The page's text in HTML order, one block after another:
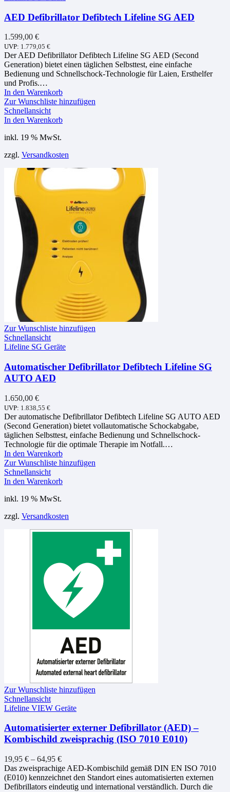
AED Defibrillator Defibtech Lifeline SG AED
1.599,00 €
UVP: 1.779,05 €
Der AED Defibrillator Defibtech Lifeline SG AED (Second
Generation) bietet einen täglichen Selbsttest, eine einfache
Bedienung und Schnellschock-Technologie für Laien, Ersthelfer
und Profis.…
In den Warenkorb
Zur Wunschliste hinzufügen
Schnellansicht
In den Warenkorb
inkl. 19 % MwSt.
zzgl. Versandkosten
Zur Wunschliste hinzufügen
Schnellansicht
Lifeline SG Geräte
Automatischer Defibrillator Defibtech Lifeline SG
AUTO AED
1.650,00 €
UVP: 1.838,55 €
Der automatische Defibrillator Defibtech Lifeline SG AUTO AED
(Second Generation) bietet vollautomatische Schockabgabe,
täglichen Selbsttest, einfache Bedienung und Schnellschock-
Technologie für die optimale Therapie im Notfall.…
In den Warenkorb
Zur Wunschliste hinzufügen
Schnellansicht
In den Warenkorb
inkl. 19 % MwSt.
zzgl. Versandkosten
Zur Wunschliste hinzufügen
Schnellansicht
Lifeline VIEW Geräte
Automatisierter externer Defibrillator (AED) –
Kombischild zweisprachig (ISO 7010 E010)
19,95 € – 64,95 €
Das zweisprachige AED-Kombischild gemäß DIN EN ISO 7010
(E010) kennzeichnet den Standort eines automatisierten externen
Defibrillators eindeutig und international verständlich. Durch die